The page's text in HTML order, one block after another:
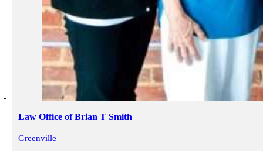
Law Office of Brian T Smith
Greenville